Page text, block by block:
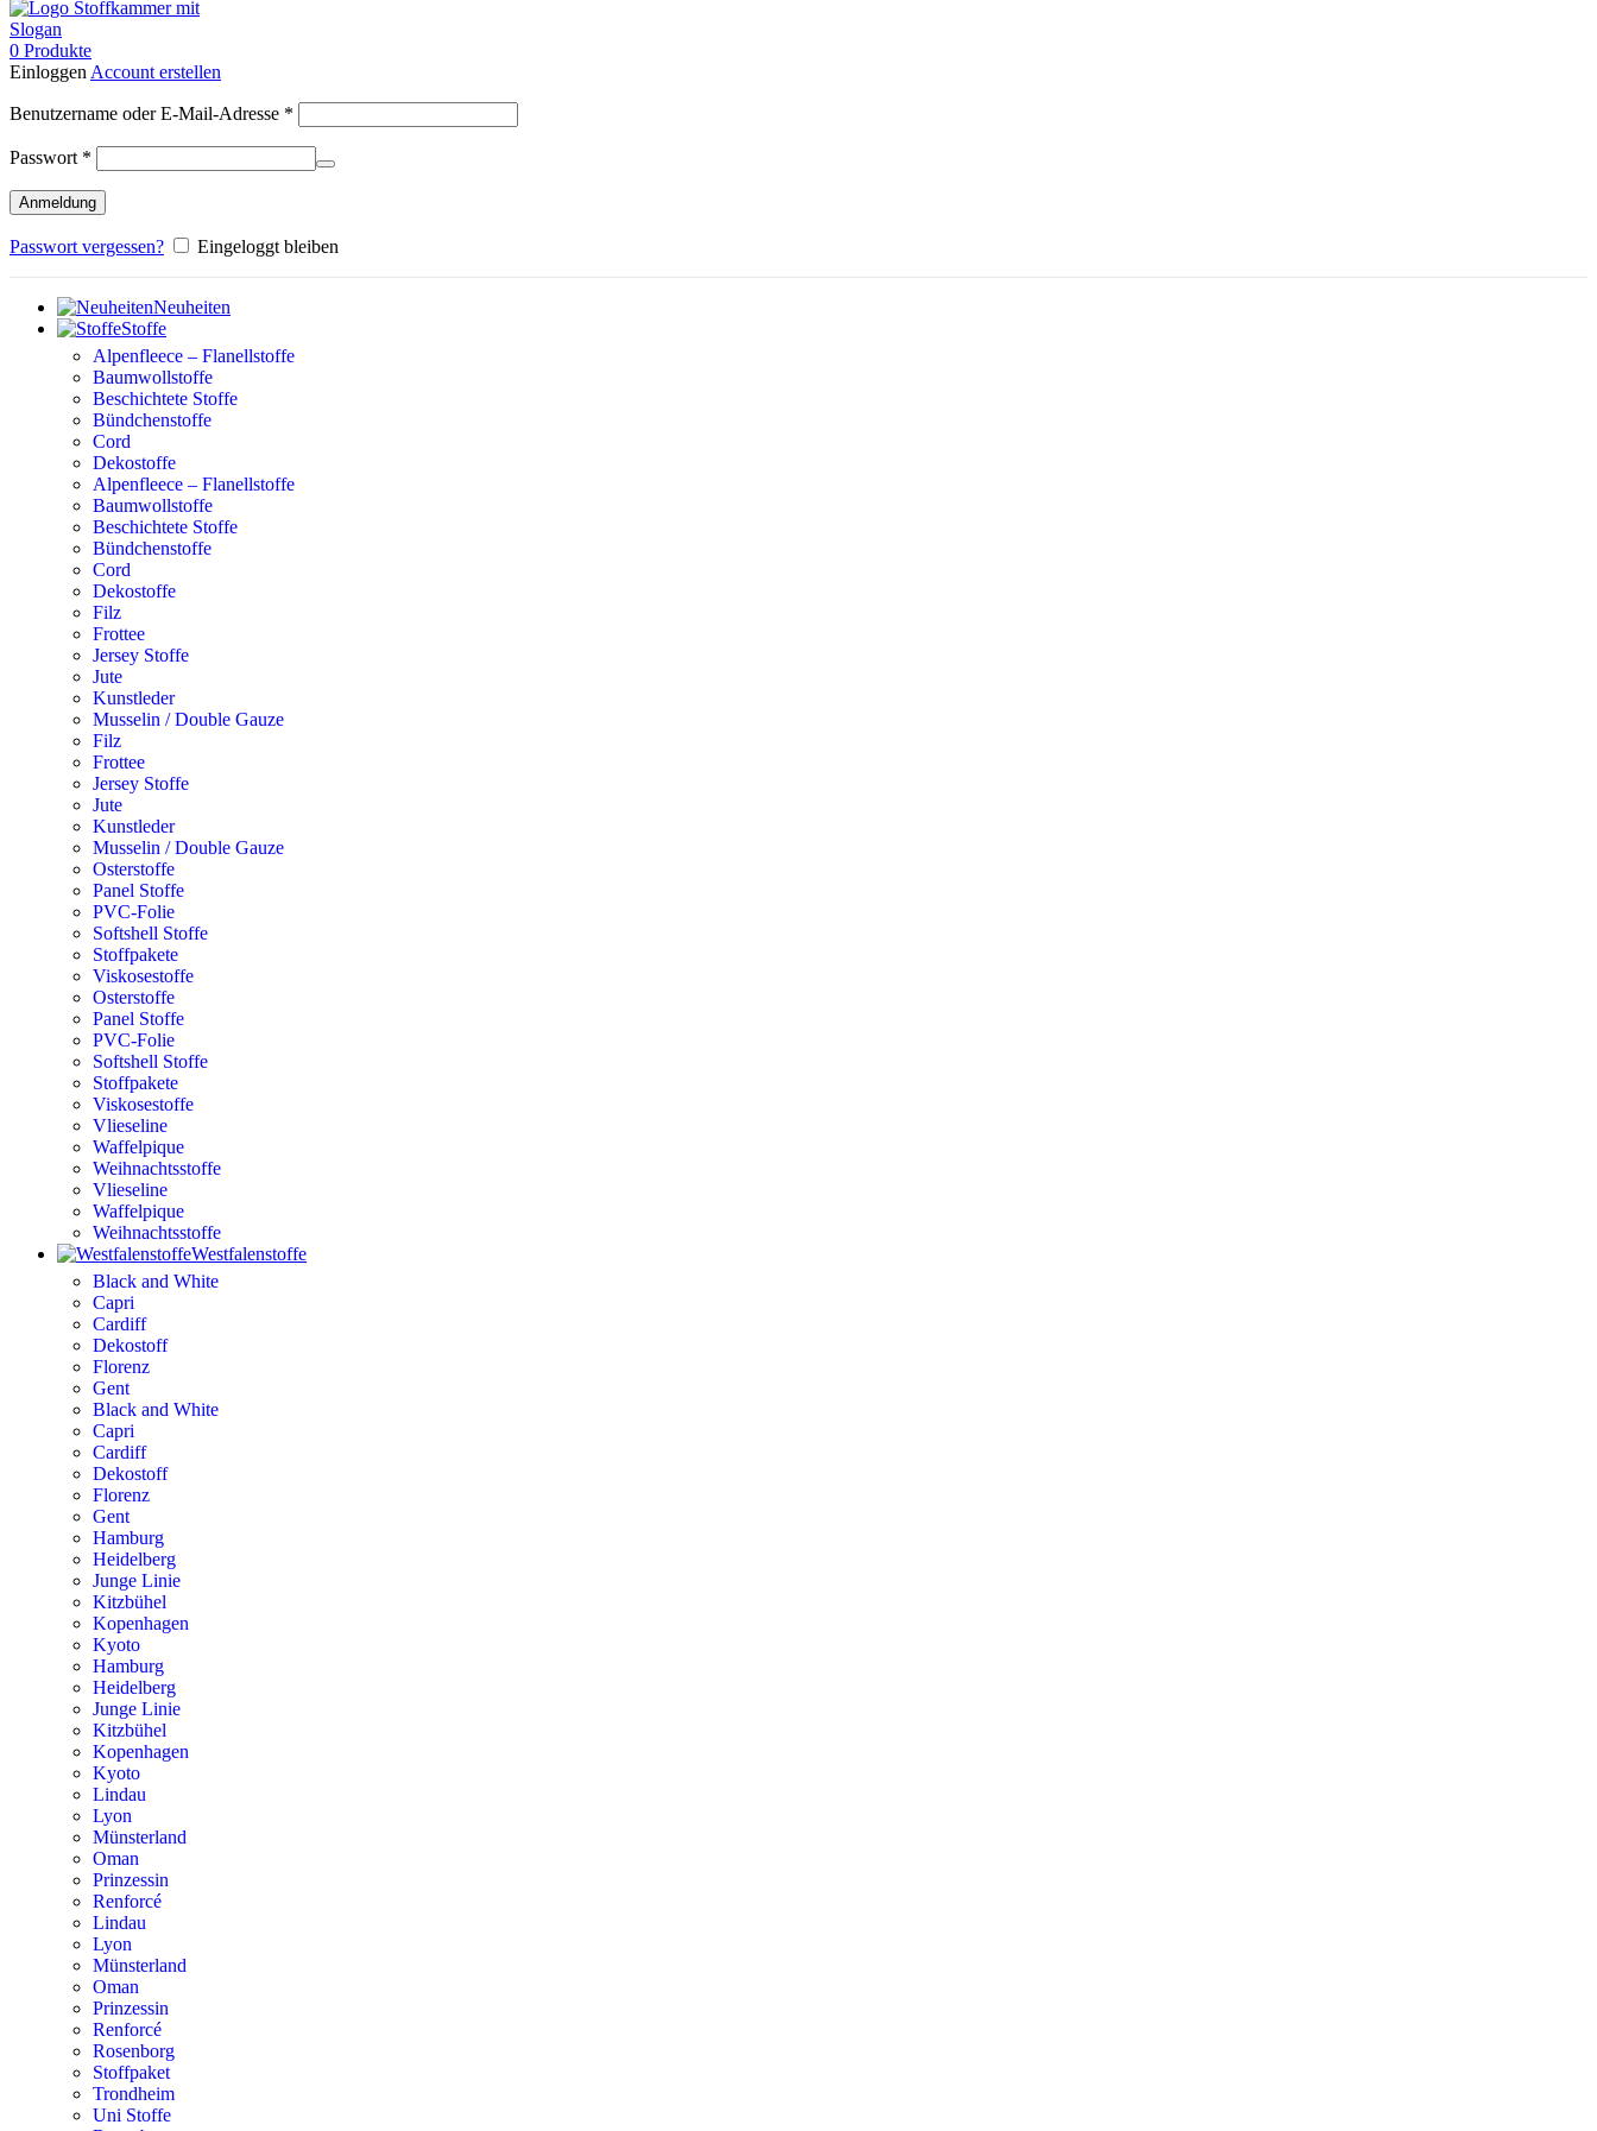
0 Produkte
Einloggen Account erstellen
Benutzername oder E-Mail-Adresse *
Passwort *
Anmeldung
Passwort vergessen? Eingeloggt bleiben
Neuheiten
Stoffe
Alpenfleece – Flanellstoffe
Baumwollstoffe
Beschichtete Stoffe
Bündchenstoffe
Cord
Dekostoffe
Alpenfleece – Flanellstoffe
Baumwollstoffe
Beschichtete Stoffe
Bündchenstoffe
Cord
Dekostoffe
Filz
Frottee
Jersey Stoffe
Jute
Kunstleder
Musselin / Double Gauze
Filz
Frottee
Jersey Stoffe
Jute
Kunstleder
Musselin / Double Gauze
Osterstoffe
Panel Stoffe
PVC-Folie
Softshell Stoffe
Stoffpakete
Viskosestoffe
Osterstoffe
Panel Stoffe
PVC-Folie
Softshell Stoffe
Stoffpakete
Viskosestoffe
Vlieseline
Waffelpique
Weihnachtsstoffe
Vlieseline
Waffelpique
Weihnachtsstoffe
Westfalenstoffe
Black and White
Capri
Cardiff
Dekostoff
Florenz
Gent
Black and White
Capri
Cardiff
Dekostoff
Florenz
Gent
Hamburg
Heidelberg
Junge Linie
Kitzbühel
Kopenhagen
Kyoto
Hamburg
Heidelberg
Junge Linie
Kitzbühel
Kopenhagen
Kyoto
Lindau
Lyon
Münsterland
Oman
Prinzessin
Renforcé
Lindau
Lyon
Münsterland
Oman
Prinzessin
Renforcé
Rosenborg
Stoffpaket
Trondheim
Uni Stoffe